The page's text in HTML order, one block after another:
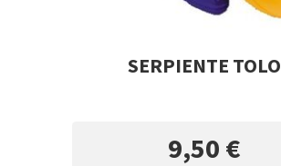
SERPIENTE TOLO
9,50 €